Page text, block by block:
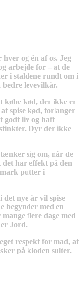
og én af os. Jeg
arbejde for – at de
i staldene rundt om i
levevilkår.
købe kød, der ikke er
spise kød, forlanger
godt liv og haft
Dyr der ikke
tænker sig om, når de
har effekt på den
putter i
det nye år vil spise
begynder med en
flere dage med
Jord.
respekt for mad, at
på kloden sulter.